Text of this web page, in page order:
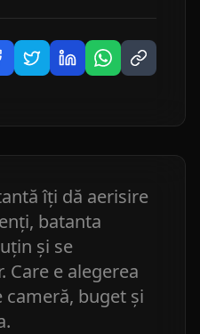
îți dă aerisire
batanta
și se
Care e alegerea
cameră, buget și